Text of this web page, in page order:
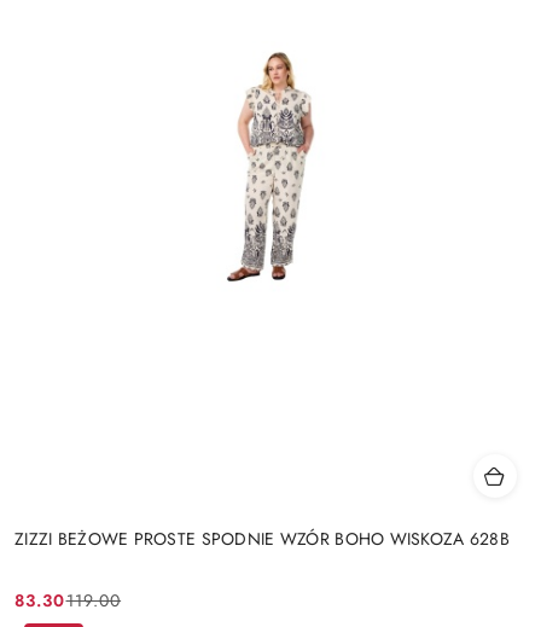
ZIZZI BEŻOWE PROSTE SPODNIE WZÓR BOHO WISKOZA 628B
Cena
83.30
Cena 119.00